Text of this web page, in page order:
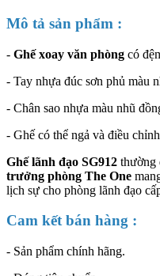
Mô tả sản phẩm :
- Ghế xoay văn phòng có
- Tay nhựa đúc sơn phủ màu
- Chân sao nhựa màu nhũ
- Ghế có thể ngả và điều
Ghế lãnh đạo SG912 thường
trưởng phòng The One
lịch sự cho phòng lãnh đạo
Cam kết bán hàng :
- Sản phẩm chính hãng.